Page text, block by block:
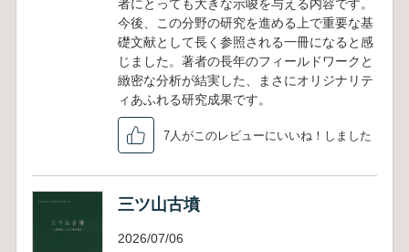
者にとっても大きな示唆を与える内容です。
今後、この分野の研究を進める上で重要な基
礎文献として長く参照される一冊になると感
じました。著者の長年のフィールドワークと
緻密な分析が結実した、まさにオリジナリテ
ィあふれる研究成果です。
7人がこのレビューにいいね！しました
三ツ山古墳
2026/07/06